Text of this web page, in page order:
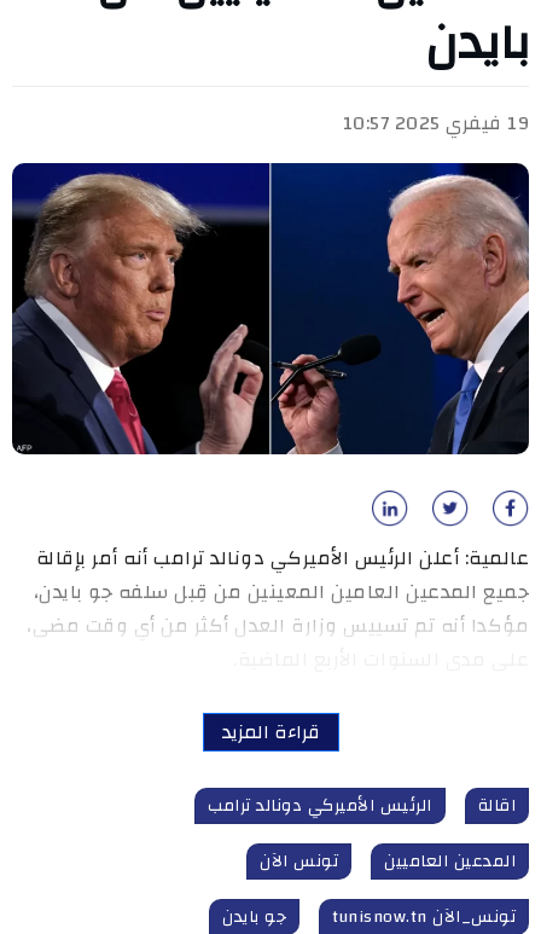
بايدن
19 فيفري 2025 10:57
عالمية: أعلن الرئيس الأميركي دونالد ترامب أنه أمر بإقالة
جميع المدعين العامين المعينين من قِبل سلفه جو بايدن،
مؤكدا أنه تم تسييس وزارة العدل أكثر من أي وقت مضى،
قراءة المزيد
اقالة
الرئيس الأميركي دونالد ترامب
المدعين العاميين
تونس الآن
تونس_الآن tunisnow.tn
جو بايدن